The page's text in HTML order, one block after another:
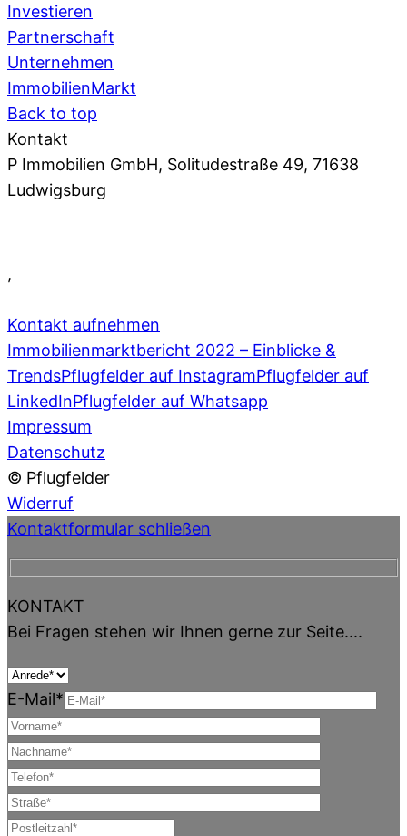
Investieren
Partnerschaft
Unternehmen
ImmobilienMarkt
Back to top
Kontakt
P Immobilien GmbH, Solitudestraße 49, 71638
Ludwigsburg
,
Kontakt aufnehmen
Immobilienmarktbericht 2022 – Einblicke &
TrendsPflugfelder auf InstagramPflugfelder auf
LinkedInPflugfelder auf Whatsapp
Impressum
Datenschutz
© Pflugfelder
Widerruf
Kontaktformular schließen
KONTAKT
Bei Fragen stehen wir Ihnen gerne zur Seite....
E-Mail*